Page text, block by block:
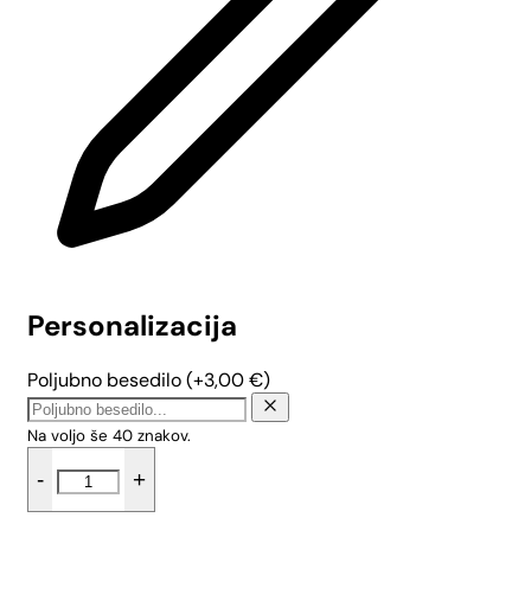
Personalizacija
Poljubno besedilo(+3,00€)
Na voljo še 40 znakov.
-
solato
+